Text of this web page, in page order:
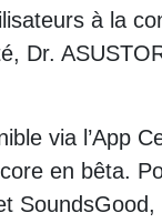
à la
Dr.
via l’App
en bêta.